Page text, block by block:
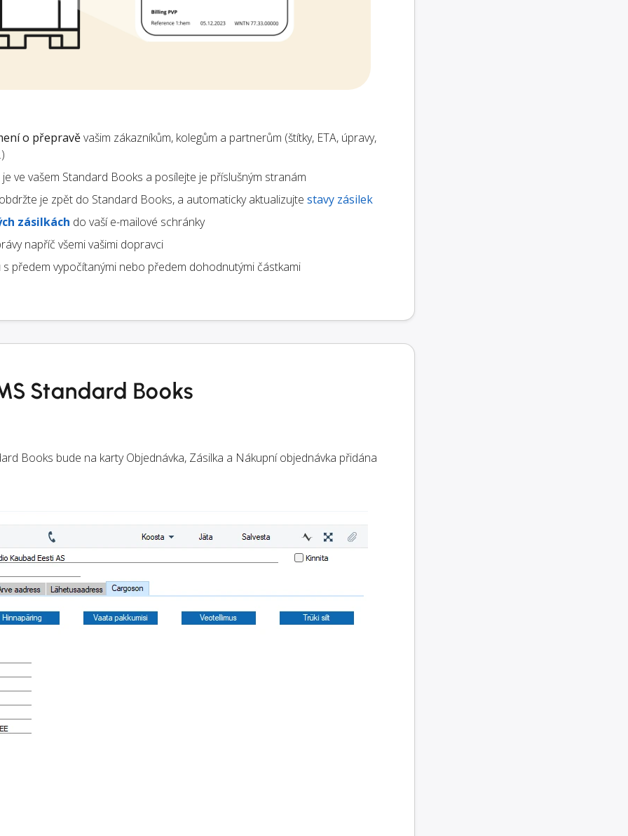
o přepravěvašim zákazníkům, kolegům a partnerům (štítky, ETA, úpravy,
je ve vašem Standard Books a posílejte je příslušným stranám
je zpět do Standard Books, a automaticky aktualizujte stavy zásilek
zásilkách do vaší e-mailové schránky
napříč všemi vašimi dopravci
s předem vypočítanými nebo předem dohodnutými částkami
Standard Books
Books bude na karty Objednávka, Zásilka a Nákupní objednávka přidána